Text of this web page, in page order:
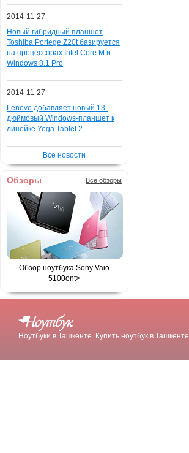
2014-11-27
Новый гибридный планшет
Toshiba Portege Z20t базируется
на процессорах Intel Core M и
Windows 8.1 Pro
2014-11-27
Lenovo добавляет новый 13-
дюймовый Windows-планшет к
линейке Yoga Tablet 2
Все новости
Обзоры Все обзоры
Обзор ноутбука Sony Vaio
5100ont>
Ноутбуки в Ташкенте. Купить ноутбук в Ташкенте